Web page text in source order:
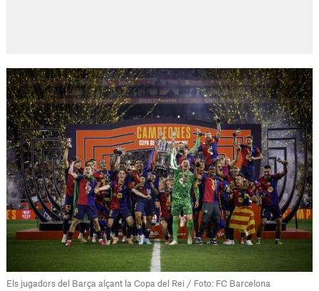
Els jugadors del Barça alçant la Copa del Rei / Foto: FC Barcelona